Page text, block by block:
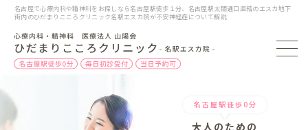
名古屋で心療内科や精神科をお探しなら名古屋駅徒歩１分、名古屋駅太閤通口直結のエスカ地下
街内のひだまりこころクリニック名駅エスカ院が不安神経症について解説
名古屋駅徒歩0分
大人のための